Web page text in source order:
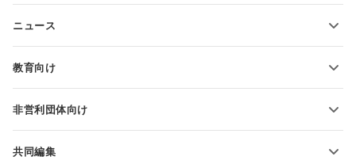
スプレッドシートの変換
PDFの変換
ニュース
教育向け
教育関係者向け
非営利団体向け
無料アカウントをリクエスト
共同編集